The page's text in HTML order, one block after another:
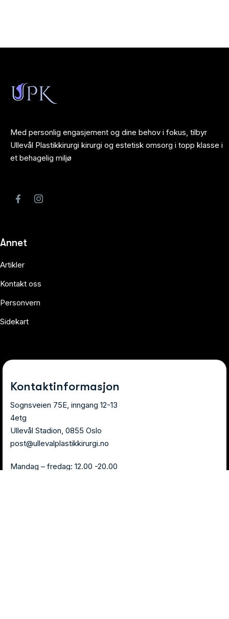
Med personlig engasjement og dine behov i fokus, tilbyr
Ullevål Plastikkirurgi kirurgi og estetisk omsorg i topp klasse i
et behagelig miljø
Annet
Artikler
Kontakt oss
Personvern
Sidekart
Kontaktinformasjon
Sognsveien 75E, inngang 12-13
4etg
Ullevål Stadion, 0855 Oslo
post@ullevalplastikkirurgi.no
Mandag – fredag: 12.00 -20.00